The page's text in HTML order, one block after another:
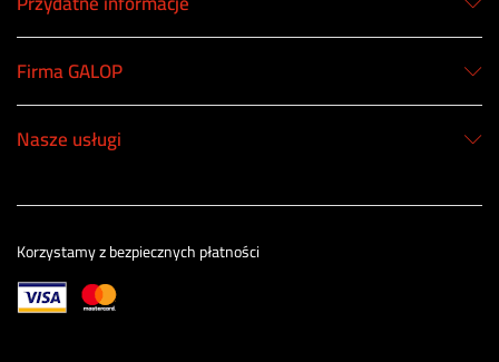
Firma GALOP
Nasze usługi
Korzystamy z bezpiecznych płatności